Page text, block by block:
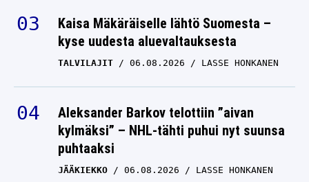
Kaisa Mäkäräiselle lähtö Suomesta –
kyse uudesta aluevaltauksesta
TALVILAJIT 06.08.2026 LASSE HONKANEN
Aleksander Barkov telottiin ”aivan
kylmäksi” – NHL-tähti puhui nyt suunsa
puhtaaksi
JÄÄKIEKKO 06.08.2026 LASSE HONKANEN